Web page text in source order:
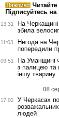
Читайте
Підписуйтесь
13:31
На Черкащині
збила
11:03
Негода на
попередили
09:51
На Уманщині
з палицею та
іншу тварину
08
17:02
У Черкасах
людей